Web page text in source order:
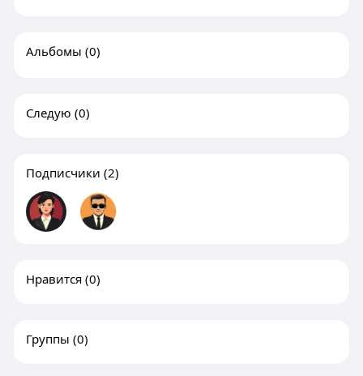
Альбомы (0)
Следую (0)
Подписчики (2)
Нравится (0)
Группы (0)